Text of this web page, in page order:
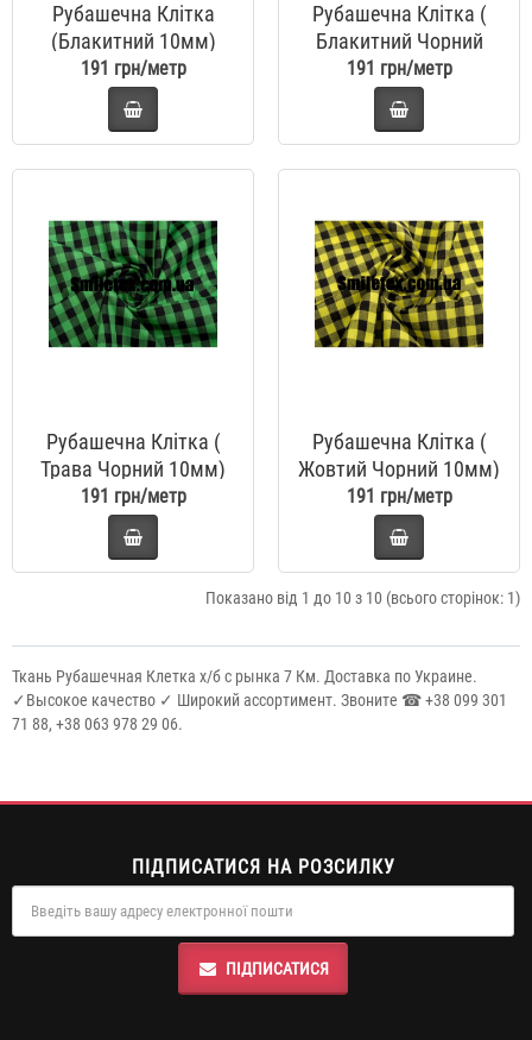
Рубашечна Клітка
(Блакитний 10мм)
191 грн/метр
Рубашечна Клітка (
Блакитний Чорний
10мм)
191 грн/метр
Рубашечна Клітка (
Трава Чорний 10мм)
191 грн/метр
Рубашечна Клітка (
Жовтий Чорний 10мм)
191 грн/метр
Показано від 1 до 10 з 10 (всього сторінок: 1)
Ткань Рубашечная Клетка х/б с рынка 7 Км. Доставка по Украине.
✓Высокое качество ✓ Широкий ассортимент. Звоните ☎ +38 099 301
71 88, +38 063 978 29 06.
ПІДПИСАТИСЯ НА РОЗСИЛКУ
ПІДПИСАТИСЯ